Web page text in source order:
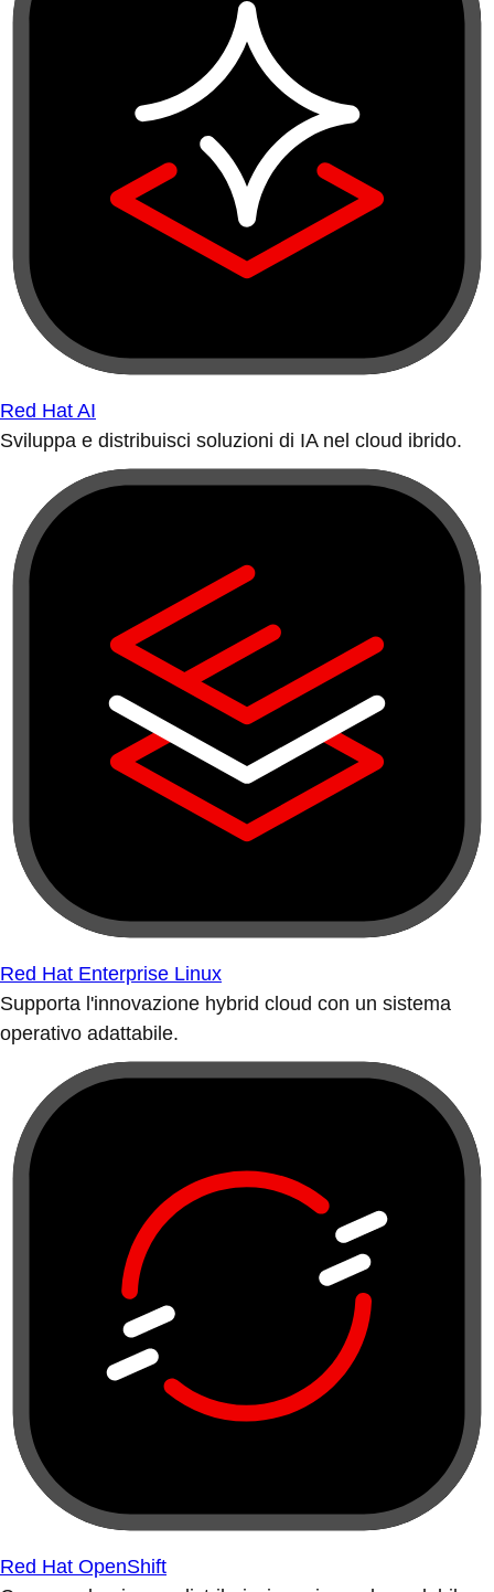
Red Hat AI
Sviluppa e distribuisci soluzioni di IA nel cloud ibrido.
Red Hat Enterprise Linux
Supporta l'innovazione hybrid cloud con un sistema
operativo adattabile.
Red Hat OpenShift